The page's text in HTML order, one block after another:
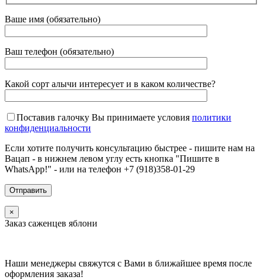
Ваше имя (обязательно)
Ваш телефон (обязательно)
Какой сорт алычи интересует и в каком количестве?
Поставив галочку Вы принимаете условия политики
конфиденциальности
Если хотите получить консультацию быстрее - пишите нам на
Вацап - в нижнем левом углу есть кнопка "Пишите в
WhatsApp!" - или на телефон +7 (918)358-01-29
×
Заказ саженцев яблони
Наши менеджеры свяжутся с Вами в ближайшее время после
оформления заказа!